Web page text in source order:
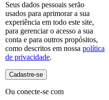
Seus dados pessoais serão
usados para aprimorar a sua
experiência em todo este site,
para gerenciar o acesso a sua
conta e para outros propósitos,
como descritos em nossa política
de privacidade.
Cadastre-se
Ou conecte-se com